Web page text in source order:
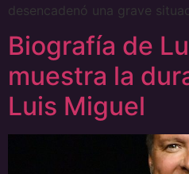
desencadenó una grave
Biografía de
muestra la
Luis Miguel